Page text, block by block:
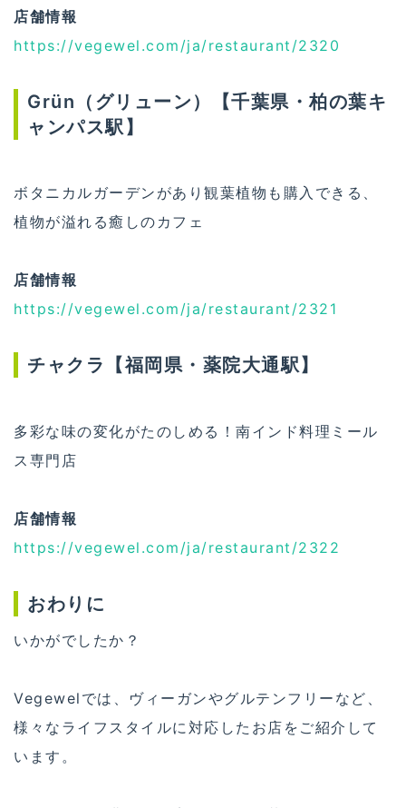
店舗情報
https://vegewel.com/ja/restaurant/2320
Grün（グリューン）【千葉県・柏の葉キ
ャンパス駅】
ボタニカルガーデンがあり観葉植物も購入できる、
植物が溢れる癒しのカフェ
店舗情報
https://vegewel.com/ja/restaurant/2321
チャクラ【福岡県・薬院大通駅】
多彩な味の変化がたのしめる！南インド料理ミール
ス専門店
店舗情報
https://vegewel.com/ja/restaurant/2322
おわりに
いかがでしたか？
Vegewelでは、ヴィーガンやグルテンフリーなど、
様々なライフスタイルに対応したお店をご紹介して
います。